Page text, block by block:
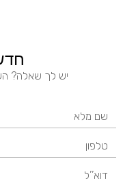
יש לך שאלה?